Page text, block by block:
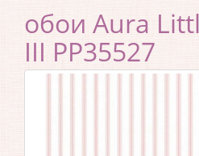
обои Aura
III PP35527